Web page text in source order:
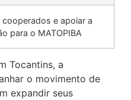
cooperados e apoiar a
para o MATOPIBA
Tocantins, a
o movimento de
expandir seus